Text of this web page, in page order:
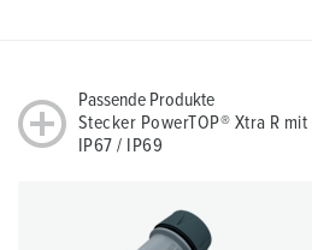
Passende Produkte
Stecker PowerTOP® Xtra R
IP67 / IP69